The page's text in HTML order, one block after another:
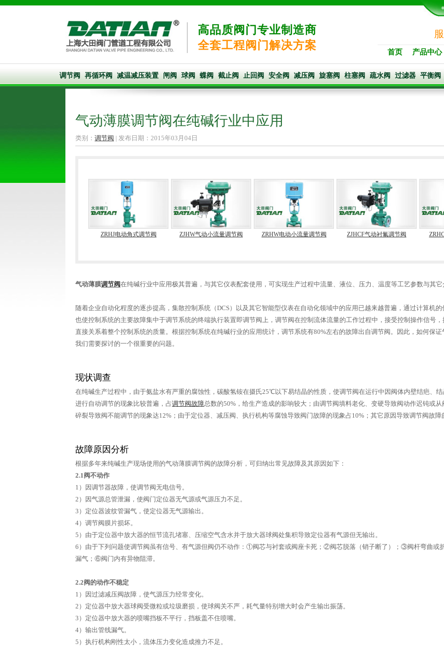
高品质阀门专业制造商
全套工程阀门解决方案
首页 产品中心
调节阀 再循环阀 减温减压装置 闸阀 球阀 蝶阀 截止阀 止回阀 安全阀 减压阀 旋塞阀 柱塞阀 疏水阀 过滤器 平衡阀
气动薄膜调节阀在纯碱行业中应用
类别： 调节阀 | 发布日期：2015年03月04日
ZRHJ电动角式调节阀 ZJHW气动小流量调节阀 ZRHW电动小流量调节阀 ZJHCF气动衬氟调节阀
气动薄膜调节阀在纯碱行业中应用极其普遍，与其它仪表配套使用，可实现生产过程中流量、液位、压力、温度等工艺参数与其
随着企业自动化程度的逐步提高，集散控制系统（DCS）以及其它智能型仪表在自动化领域中的应用已越来越普遍，通过计算机
也使控制系统的主要故障集中于调节系统的终端执行装置即调节阀上，调节阀在控制流体流量的工作过程中，接受控制操作信号
直接关系着整个控制系统的质量。根据控制系统在纯碱行业的应用统计，调节系统有80%左右的故障出自调节阀。因此，如何保
我们需要探讨的一个很重要的问题。
现状调查
在纯碱生产过程中，由于氨盐水有严重的腐蚀性，碳酸氢铵在摄氏25℃以下易结晶的性质，使调节阀在运行中因阀体内壁结疤、
进行自动调节的现象比较普遍，占调节阀故障总数的50%，给生产造成的影响较大；由调节阀填料老化、变硬导致阀动作迟钝或
碎裂导致阀不能调节的现象达12%；由于定位器、减压阀、执行机构等腐蚀导致阀门故障的现象占10%；其它原因导致调节阀
故障原因分析
根据多年来纯碱生产现场使用的气动薄膜调节阀的故障分析，可归纳出常见故障及其原因如下：
2.1阀不动作
1）因调节器故障，使调节阀无电信号。
2）因气源总管泄漏，使阀门定位器无气源或气源压力不足。
3）定位器波纹管漏气，使定位器无气源输出。
4）调节阀膜片损坏。
5）由于定位器中放大器的恒节流孔堵塞、压缩空气含水并于放大器球阀处集积导致定位器有气源但无输出。
6）由于下列问题使调节阀虽有信号、有气源但阀仍不动作：①阀芯与衬套或阀座卡死；②阀芯脱落（销子断了）；③阀杆弯曲
漏气；⑥阀门内有异物阻滞。
2.2阀的动作不稳定
1）因过滤减压阀故障，使气源压力经常变化。
2）定位器中放大器球阀受微粒或垃圾磨损，使球阀关不严，耗气量特别增大时会产生输出振荡。
3）定位器中放大器的喷嘴挡板不平行，挡板盖不住喷嘴。
4）输出管线漏气。
5）执行机构刚性太小，流体压力变化造成推力不足。